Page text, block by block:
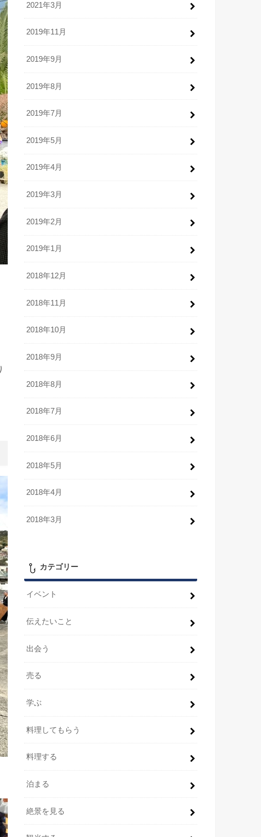
2021年3月
2019年11月
2019年9月
2019年8月
2019年7月
2019年5月
2019年4月
2019年3月
2019年2月
2019年1月
2018年12月
2018年11月
2018年10月
2018年9月
2018年8月
2018年7月
2018年6月
2018年5月
2018年4月
2018年3月
カテゴリー
イベント
伝えたいこと
出会う
売る
学ぶ
料理してもらう
料理する
泊まる
絶景を見る